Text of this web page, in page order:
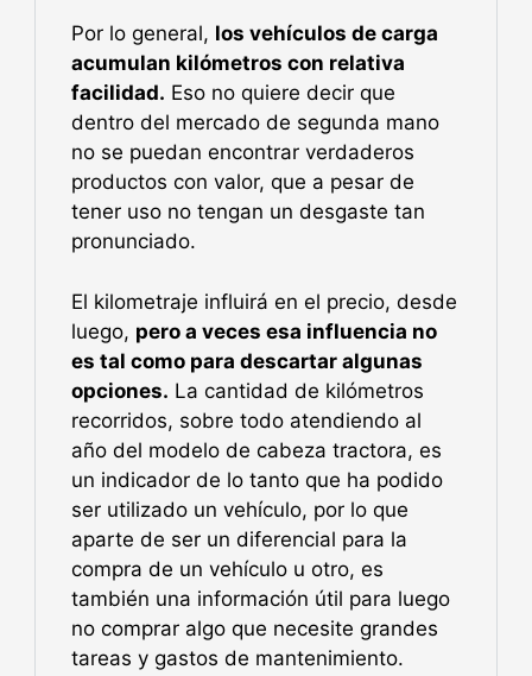
Por lo general, los vehículos de carga
acumulan kilómetros con relativa
facilidad. Eso no quiere decir que
dentro del mercado de segunda mano
no se puedan encontrar verdaderos
productos con valor, que a pesar de
tener uso no tengan un desgaste tan
pronunciado.
El kilometraje influirá en el precio, desde
luego, pero a veces esa influencia no
es tal como para descartar algunas
opciones. La cantidad de kilómetros
recorridos, sobre todo atendiendo al
año del modelo de cabeza tractora, es
un indicador de lo tanto que ha podido
ser utilizado un vehículo, por lo que
aparte de ser un diferencial para la
compra de un vehículo u otro, es
también una información útil para luego
no comprar algo que necesite grandes
tareas y gastos de mantenimiento.